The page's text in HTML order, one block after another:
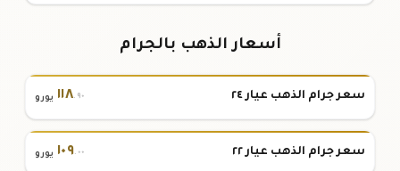
أسعار الذهب بالجرام
سعر جرام الذهب عيار ٢٤ ١١٨.٩٠ يورو
سعر جرام الذهب عيار ٢٢ ١٠٩.٠٠ يورو